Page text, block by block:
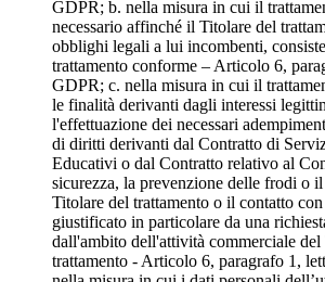
GDPR; b. nella misura in cui il
necessario affinché il Titolare del
obblighi legali a lui incombenti,
trattamento conforme – Articolo 6,
GDPR; c. nella misura in cui il
le finalità derivanti dagli interessi
l'effettuazione dei necessari
di diritti derivanti dal Contratto di
Educativi o dal Contratto relativo al
sicurezza, la prevenzione delle frodi o
Titolare del trattamento o il contatto
giustificato in particolare da una
dall'ambito dell'attività commerciale del
trattamento - Articolo 6, paragrafo 1,